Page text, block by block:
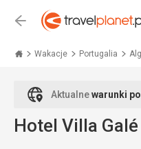
Wstecz
Wakacje Portugalia
Aktualnewarunki
Hotel Villa